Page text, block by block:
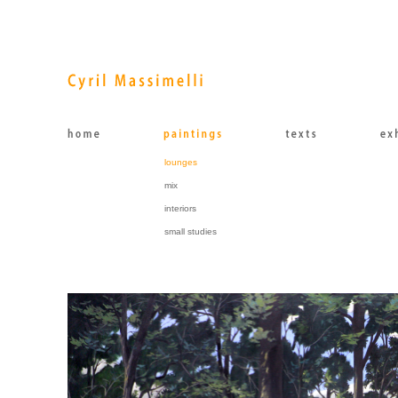
lounges
mix
interiors
small studies